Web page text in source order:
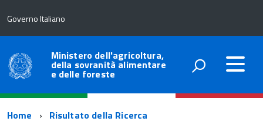
Governo Italiano
Ministero dell'agricoltura,
della sovranità alimentare
e delle foreste
Percorso
Home Risultato della Ricerca